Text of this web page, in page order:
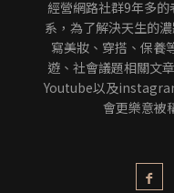
經營網路社群9年多
系，為了解決天生的
寫美妝、穿搭、保養
遊、社會議題相關文
Youtube以及
會更樂意被